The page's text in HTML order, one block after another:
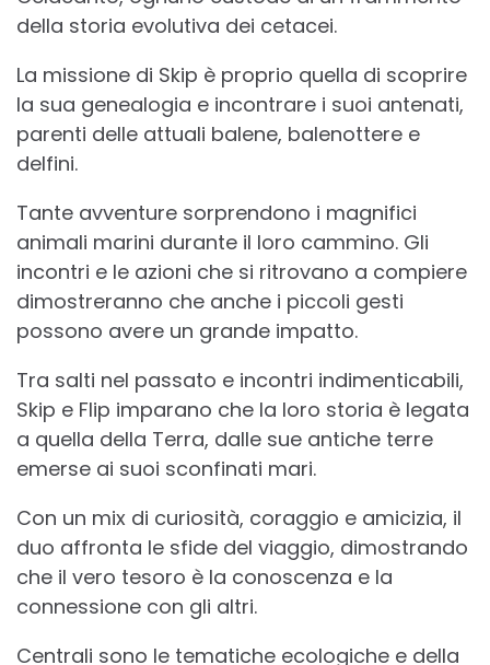
della storia evolutiva dei cetacei.
La missione di Skip è proprio quella di scoprire
la sua genealogia e incontrare i suoi antenati,
parenti delle attuali balene, balenottere e
delfini.
Tante avventure sorprendono i magnifici
animali marini durante il loro cammino. Gli
incontri e le azioni che si ritrovano a compiere
dimostreranno che anche i piccoli gesti
possono avere un grande impatto.
Tra salti nel passato e incontri indimenticabili,
Skip e Flip imparano che la loro storia è legata
a quella della Terra, dalle sue antiche terre
emerse ai suoi sconfinati mari.
Con un mix di curiosità, coraggio e amicizia, il
duo affronta le sfide del viaggio, dimostrando
che il vero tesoro è la conoscenza e la
connessione con gli altri.
Centrali sono le tematiche ecologiche e della